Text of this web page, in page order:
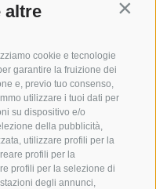
altre
cookie e tecnologie
garantire la fruizione dei
e, previo tuo consenso,
utilizzare i tuoi dati per
su dispositivo e/o
della pubblicità,
utilizzare profili per la
profili per la
profili per la selezione di
degli annunci,